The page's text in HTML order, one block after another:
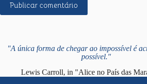
Publicar comentário
"A única forma de chegar ao impossível é
possível."
Lewis Carroll, in "Alice no País das